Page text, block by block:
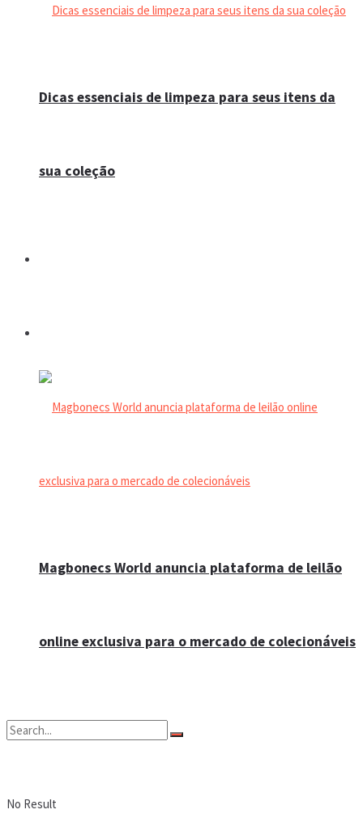
Dicas essenciais de limpeza para seus itens da
sua coleção
Magbonecs World anuncia plataforma de leilão
online exclusiva para o mercado de colecionáveis
No Result